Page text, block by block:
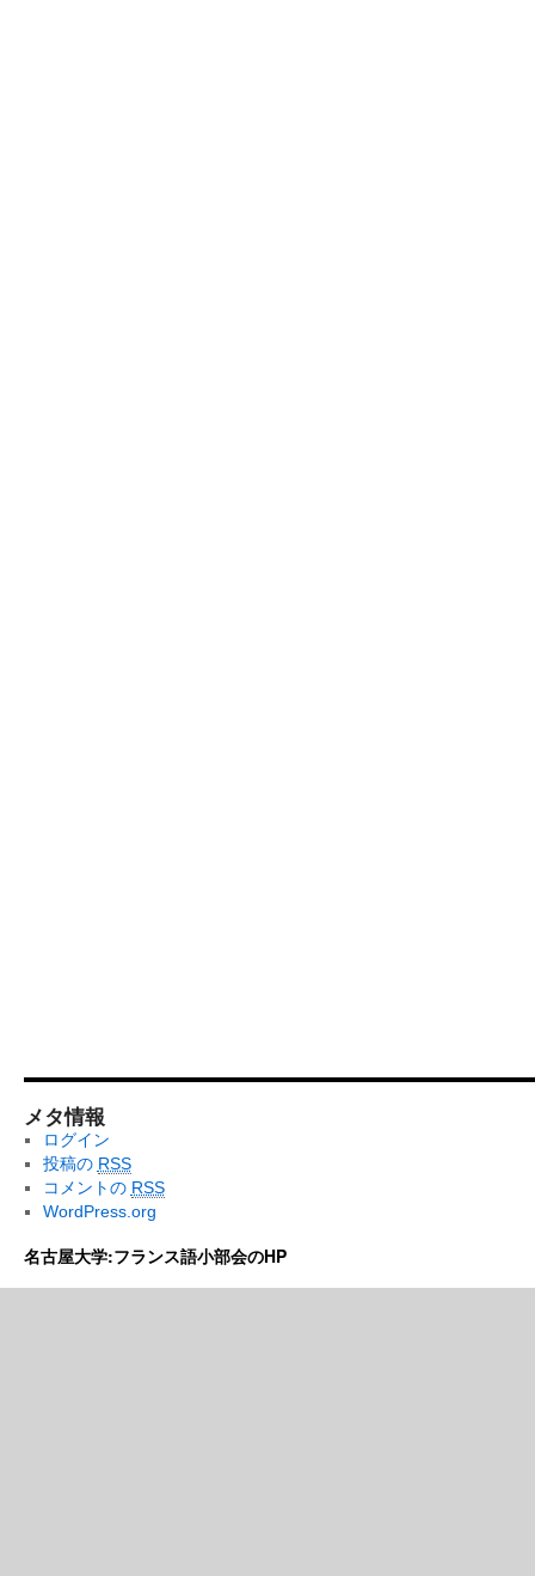
メタ情報
ログイン
投稿の RSS
コメントの RSS
WordPress.org
名古屋大学:フランス語小部会のHP